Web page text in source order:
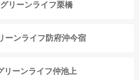
リーンライフ栗橋
ーンライフ防府沖今宿
リーンライフ仲池上